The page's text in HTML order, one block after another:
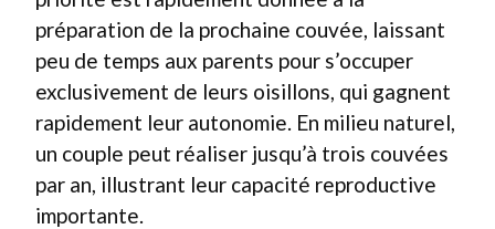
préparation de la prochaine couvée, laissant
peu de temps aux parents pour s’occuper
exclusivement de leurs oisillons, qui gagnent
rapidement leur autonomie. En milieu naturel,
un couple peut réaliser jusqu’à trois couvées
par an, illustrant leur capacité reproductive
importante.